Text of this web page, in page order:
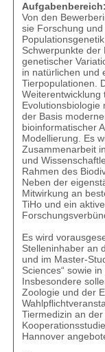
Aufgabenbereich:
Von den
sie Forschung
Schwerpunkte der
genetischer
in natürlichen und
Tierpopulationen.
Evolutionsbiologie
der Basis
bioinformatischer
Modellierung. Es
Zusammenarbeit
und
Rahmen des
Neben der
Mitwirkung an
TiHo und ein
Es wird
Stelleninhaber an
und im Master-
Sciences“ sowie
Insbesondere
Zoologie und der
Tiermedizin an
Hannover